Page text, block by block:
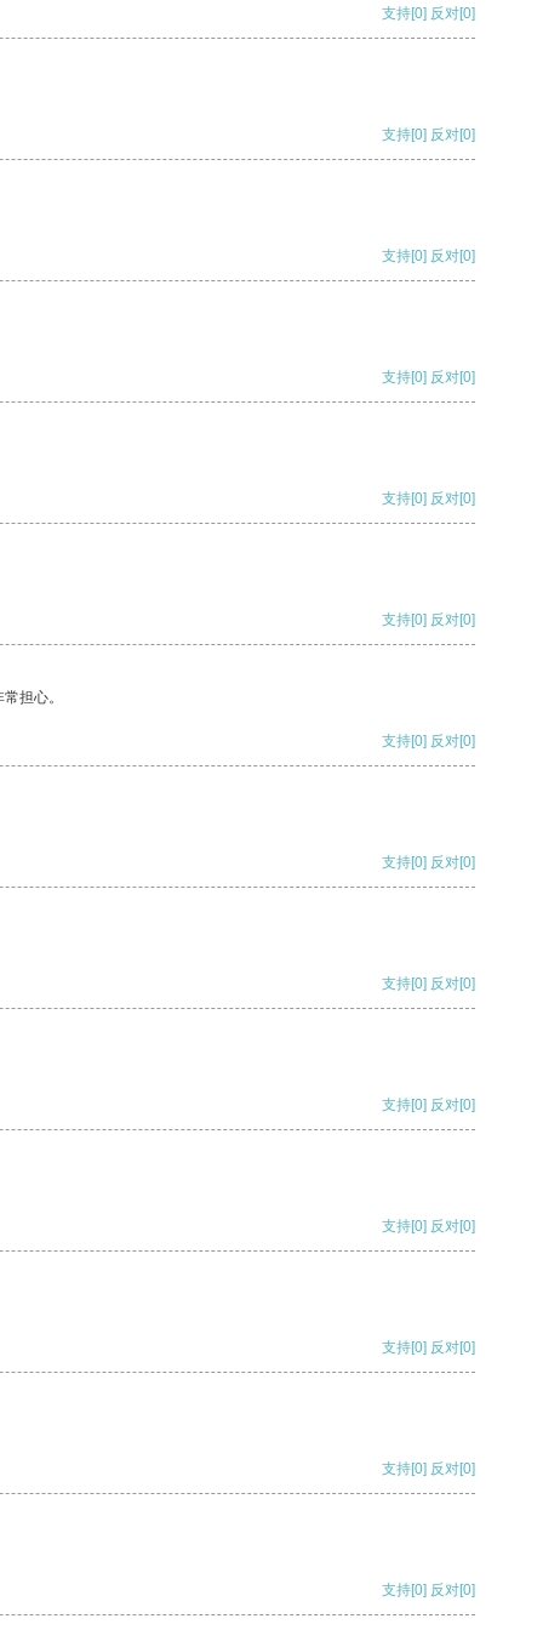
支持[0] 反对[0]
支持[0] 反对[0]
支持[0] 反对[0]
支持[0] 反对[0]
支持[0] 反对[0]
支持[0] 反对[0]
担心。
支持[0] 反对[0]
支持[0] 反对[0]
支持[0] 反对[0]
支持[0] 反对[0]
支持[0] 反对[0]
支持[0] 反对[0]
支持[0] 反对[0]
支持[0] 反对[0]